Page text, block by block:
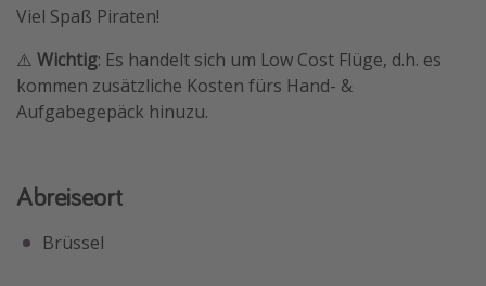
Silvesterreisen
Last Minute Urlaub Mallorca
Last Minute Urlaub Deutschland
Viel Spaß Piraten!
⚠️ Wichtig: Es handelt sich um Low Cost Flüge, d.h. es
kommen zusätzliche Kosten fürs Hand- &
Aufgabegepäck hinuzu.
Abreiseort
Brüssel